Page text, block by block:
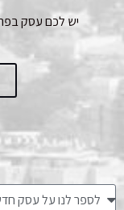
יש לכם עסק